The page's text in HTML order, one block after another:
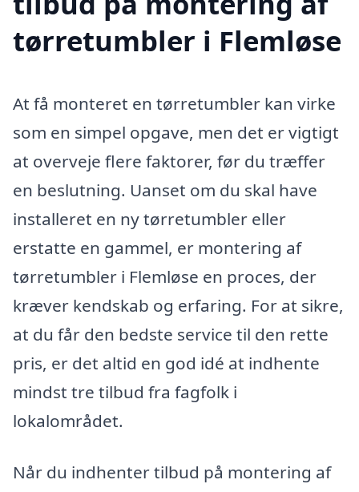
tørretumbler i Flemløse
At få monteret en tørretumbler kan virke
som en simpel opgave, men det er vigtigt
at overveje flere faktorer, før du træffer
en beslutning. Uanset om du skal have
installeret en ny tørretumbler eller
erstatte en gammel, er montering af
tørretumbler i Flemløse en proces, der
kræver kendskab og erfaring. For at sikre,
at du får den bedste service til den rette
pris, er det altid en god idé at indhente
mindst tre tilbud fra fagfolk i
lokalområdet.
Når du indhenter tilbud på montering af